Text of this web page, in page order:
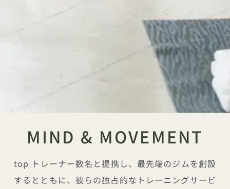
MIND & MOVEMENT
top トレーナー数名と提携し、最先端のジムを創設
するとともに、彼らの独占的なトレーニングサービ